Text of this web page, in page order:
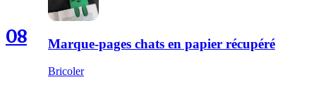
08 Marque-pages chats en papier récupéré
Bricoler